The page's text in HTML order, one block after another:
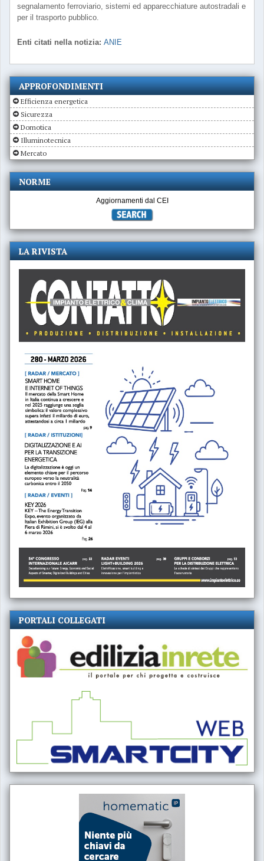
segnalamento ferroviario, sistemi ed apparecchiature autostradali e
per il trasporto pubblico.
Enti citati nella notizia: ANIE
APPROFONDIMENTI
Efficienza energetica
Sicurezza
Domotica
Illuminotecnica
Mercato
NORME
Aggiornamenti dal CEI
LA RIVISTA
PORTALI COLLEGATI